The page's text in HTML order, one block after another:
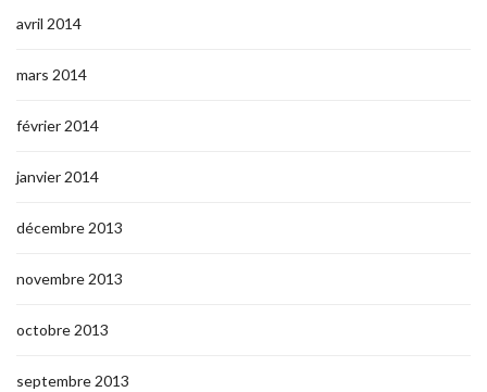
avril 2014
mars 2014
février 2014
janvier 2014
décembre 2013
novembre 2013
octobre 2013
septembre 2013